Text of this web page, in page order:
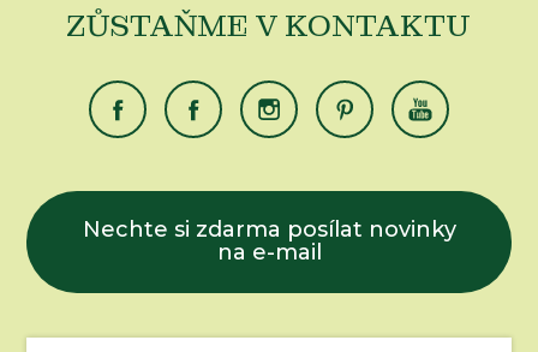
ZŮSTAŇME V KONTAKTU
Nechte si zdarma posílat novinky
na e-mail